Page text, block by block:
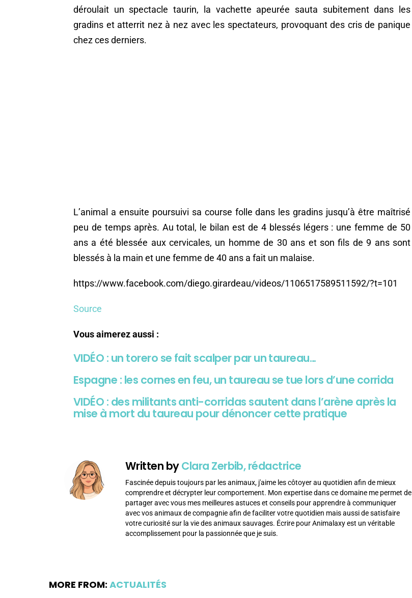
déroulait un spectacle taurin, la vachette apeurée sauta subitement dans les
gradins et atterrit nez à nez avec les spectateurs, provoquant des cris de panique
chez ces derniers.
L’animal a ensuite poursuivi sa course folle dans les gradins jusqu’à être maîtrisé
peu de temps après. Au total, le bilan est de 4 blessés légers : une femme de 50
ans a été blessée aux cervicales, un homme de 30 ans et son fils de 9 ans sont
blessés à la main et une femme de 40 ans a fait un malaise.
https://www.facebook.com/diego.girardeau/videos/1106517589511592/?t=101
Source
Vous aimerez aussi :
VIDÉO : un torero se fait scalper par un taureau…
Espagne : les cornes en feu, un taureau se tue lors d’une corrida
VIDÉO : des militants anti-corridas sautent dans l’arène après la
mise à mort du taureau pour dénoncer cette pratique
Written byClara Zerbib, rédactrice
Fascinée depuis toujours par les animaux, j'aime les côtoyer au quotidien afin de mieux
comprendre et décrypter leur comportement. Mon expertise dans ce domaine me permet de
partager avec vous mes meilleures astuces et conseils pour apprendre à communiquer
avec vos animaux de compagnie afin de faciliter votre quotidien mais aussi de satisfaire
votre curiosité sur la vie des animaux sauvages. Écrire pour Animalaxy est un véritable
accomplissement pour la passionnée que je suis.
MORE FROM: ACTUALITÉS